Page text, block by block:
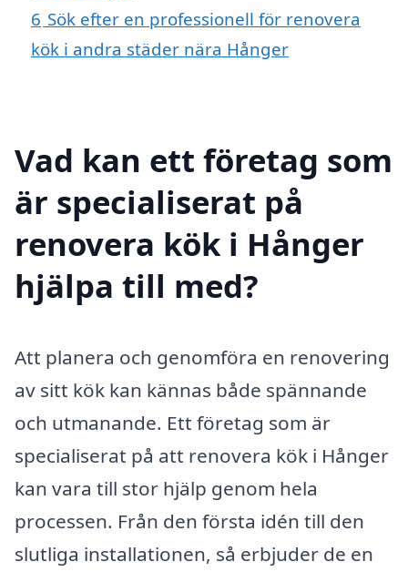
6 Sök efter en professionell för renovera
kök i andra städer nära Hånger
Vad kan ett företag som
är specialiserat på
renovera kök i Hånger
hjälpa till med?
Att planera och genomföra en renovering
av sitt kök kan kännas både spännande
och utmanande. Ett företag som är
specialiserat på att renovera kök i Hånger
kan vara till stor hjälp genom hela
processen. Från den första idén till den
slutliga installationen, så erbjuder de en